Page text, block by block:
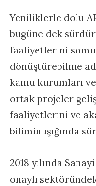
Yeniliklerle dolu
bugüne dek
faaliyetlerini
dönüştürebilme
kamu kurumları
ortak projeler
faaliyetlerini ve
bilimin ışığında
2018 yılında
onaylı